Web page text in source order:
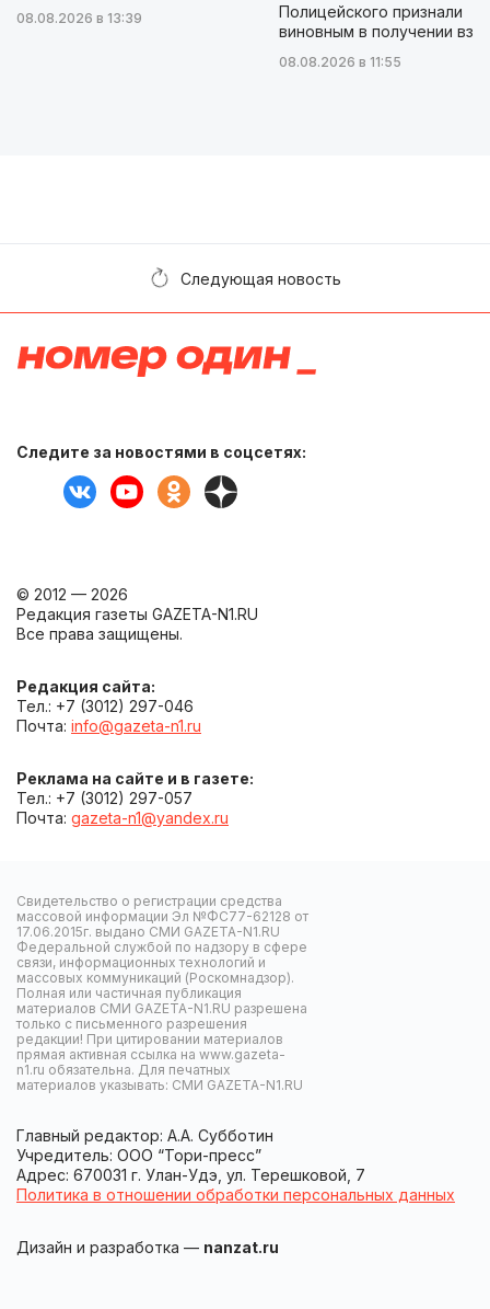
08.08.2026 в 13:39
Полицейского признали
виновным в получении
08.08.2026 в 11:55
Следующая новость
Следите за новостями в соцсетях:
© 2012 — 2026
Редакция газеты GAZETA-N1.RU
Все права защищены.
Редакция сайта:
Тел.: +7 (3012) 297-046
Почта: info@gazeta-n1.ru
Реклама на сайте и в газете:
Тел.: +7 (3012) 297-057
Почта: gazeta-n1@yandex.ru
Свидетельство о регистрации средства
массовой информации Эл №ФС77-62128 от
17.06.2015г. выдано СМИ GAZETA-N1.RU
Федеральной службой по надзору в сфере
связи, информационных технологий и
массовых коммуникаций (Роскомнадзор).
Полная или частичная публикация
материалов СМИ GAZETA-N1.RU разрешена
только с письменного разрешения
редакции! При цитировании материалов
прямая активная ссылка на www.gazeta-
n1.ru обязательна. Для печатных
материалов указывать: СМИ GAZETA-N1.RU
Главный редактор: А.А. Субботин
Учредитель: ООО “Тори-пресс”
Адрес: 670031 г. Улан-Удэ, ул. Терешковой, 7
Политика в отношении обработки персональных данных
Дизайн и разработка — nanzat.ru